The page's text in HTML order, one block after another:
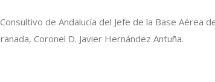
de Andalucía del Jefe de la Base Aérea
Coronel D. Javier Hernández Antuña.